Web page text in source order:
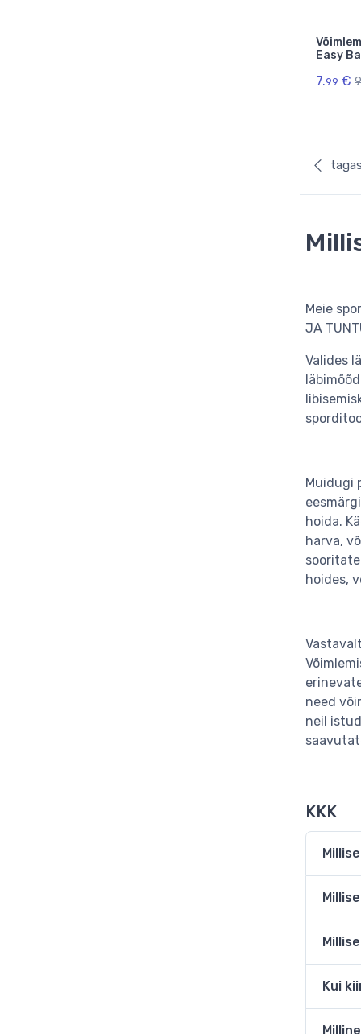
Easy
7.99 €
Meie
JA
Valides
Muidugi
hoida.
harva,
hoides,
need
neil
KKK
Kui